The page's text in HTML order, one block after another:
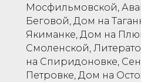
Мосфильмовской,
Беговой, Дом на
Якиманке, Дом на
Смоленской,
на Спиридоновке,
Петровке, Дом на